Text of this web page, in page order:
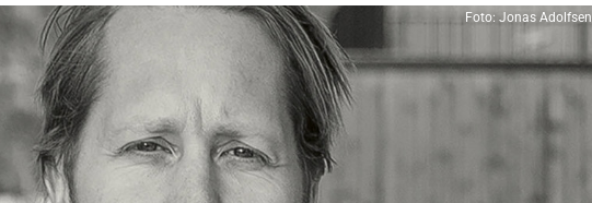
Foto: Jonas Adolfsen